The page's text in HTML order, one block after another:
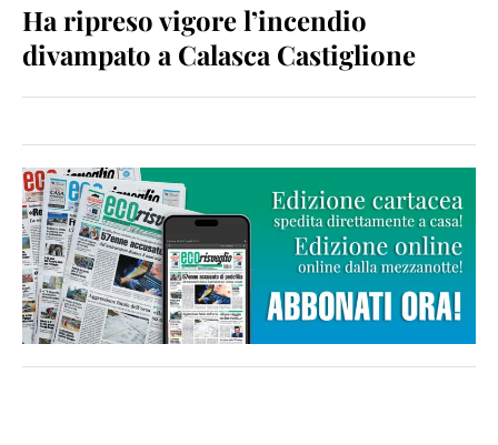
Ha ripreso vigore l’incendio
divampato a Calasca Castiglione